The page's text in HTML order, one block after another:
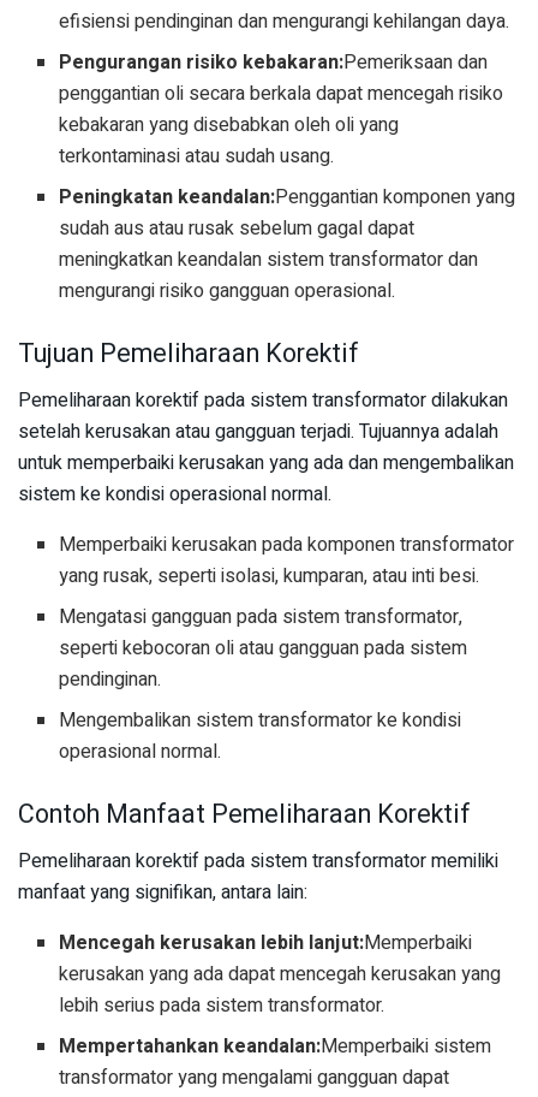
efisiensi pendinginan dan mengurangi kehilangan daya.
Pengurangan risiko kebakaran:Pemeriksaan dan
penggantian oli secara berkala dapat mencegah risiko
kebakaran yang disebabkan oleh oli yang
terkontaminasi atau sudah usang.
Peningkatan keandalan:Penggantian komponen yang
sudah aus atau rusak sebelum gagal dapat
meningkatkan keandalan sistem transformator dan
mengurangi risiko gangguan operasional.
Tujuan Pemeliharaan Korektif
Pemeliharaan korektif pada sistem transformator dilakukan
setelah kerusakan atau gangguan terjadi. Tujuannya adalah
untuk memperbaiki kerusakan yang ada dan mengembalikan
sistem ke kondisi operasional normal.
Memperbaiki kerusakan pada komponen transformator
yang rusak, seperti isolasi, kumparan, atau inti besi.
Mengatasi gangguan pada sistem transformator,
seperti kebocoran oli atau gangguan pada sistem
pendinginan.
Mengembalikan sistem transformator ke kondisi
operasional normal.
Contoh Manfaat Pemeliharaan Korektif
Pemeliharaan korektif pada sistem transformator memiliki
manfaat yang signifikan, antara lain:
Mencegah kerusakan lebih lanjut:Memperbaiki
kerusakan yang ada dapat mencegah kerusakan yang
lebih serius pada sistem transformator.
Mempertahankan keandalan:Memperbaiki sistem
transformator yang mengalami gangguan dapat